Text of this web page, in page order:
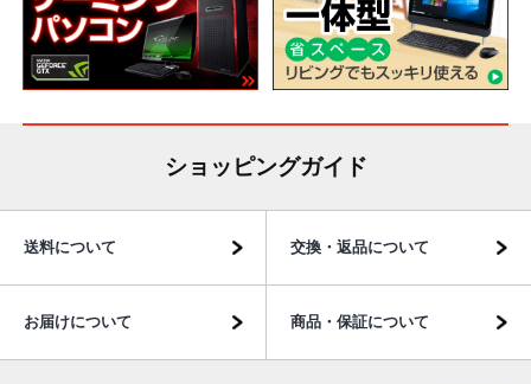
ショッピングガイド
送料について 交換・返品について
お届けについて 商品・保証について